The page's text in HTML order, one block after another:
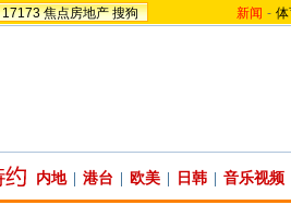
17173 焦点房地产 搜狗 新闻 -
内地 港台 欧美 日韩 音乐视频